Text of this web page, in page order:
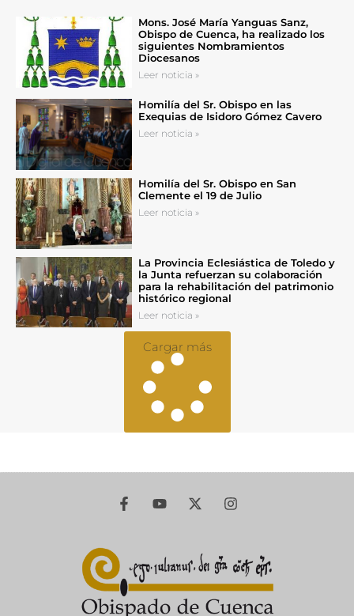
Mons. José María Yanguas Sanz,
Obispo de Cuenca, ha realizado los
siguientes Nombramientos
Diocesanos
Leer noticia »
Homilía del Sr. Obispo en las
Exequias de Isidoro Gómez Cavero
Leer noticia »
Homilía del Sr. Obispo en San
Clemente el 19 de Julio
Leer noticia »
La Provincia Eclesiástica de Toledo y
la Junta refuerzan su colaboración
para la rehabilitación del patrimonio
histórico regional
Leer noticia »
Cargar más